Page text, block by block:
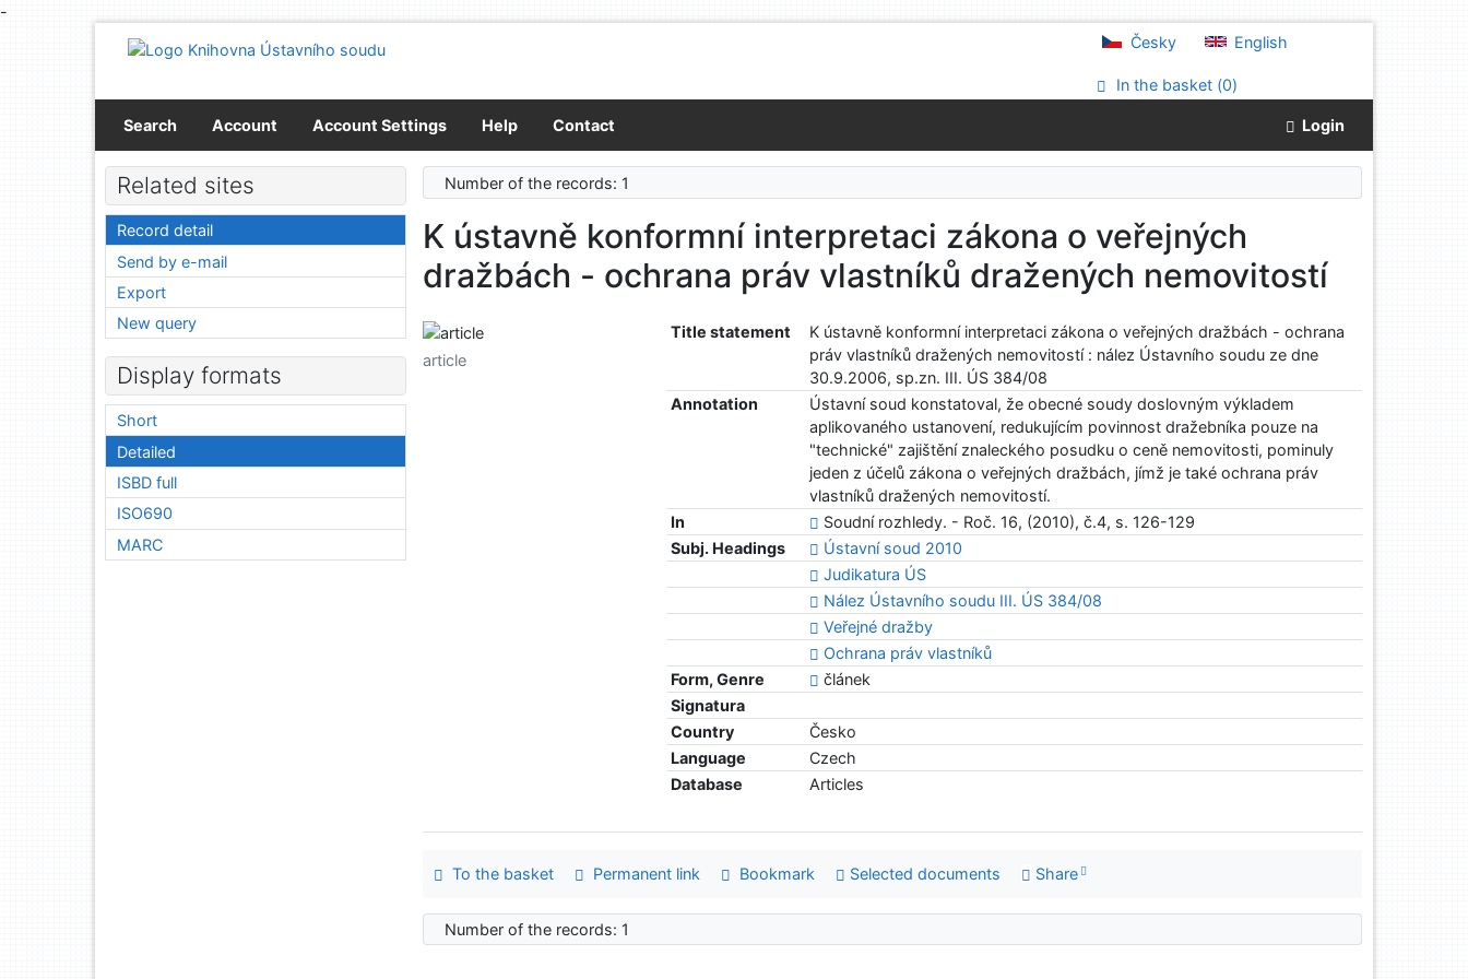
-
Go to menu
Česky English
In the basket (0)
Search Account Account Settings Help Contact Login
Number of the records: 1
K ústavně konformní interpretaci zákona o veřejných
dražbách - ochrana práv vlastníků dražených nemovitostí
Title statement
K ústavně konformní interpretaci zákona o veřejných dražbách - ochrana
práv vlastníků dražených nemovitostí : nález Ústavního soudu ze dne
30.9.2006, sp.zn. III. ÚS 384/08
Annotation
Ústavní soud konstatoval, že obecné soudy doslovným výkladem
aplikovaného ustanovení, redukujícím povinnost dražebníka pouze na
"technické" zajištění znaleckého posudku o ceně nemovitosti, pominuly
jeden z účelů zákona o veřejných dražbách, jímž je také ochrana práv
vlastníků dražených nemovitostí.
In
Soudní rozhledy. - Roč. 16, (2010), č.4, s. 126-129
Subj. Headings
Ústavní soud 2010
Judikatura ÚS
Nález Ústavního soudu III. ÚS 384/08
Veřejné dražby
Ochrana práv vlastníků
Form, Genre
článek
Signatura
Country
Česko
Language
Czech
Database
Articles
article
To the basket Permanent link Bookmark Selected documents Share
Number of the records: 1
Related sites
Record detail
Send by e-mail
Export
New query
Display formats
Short
Detailed
ISBD full
ISO690
MARC